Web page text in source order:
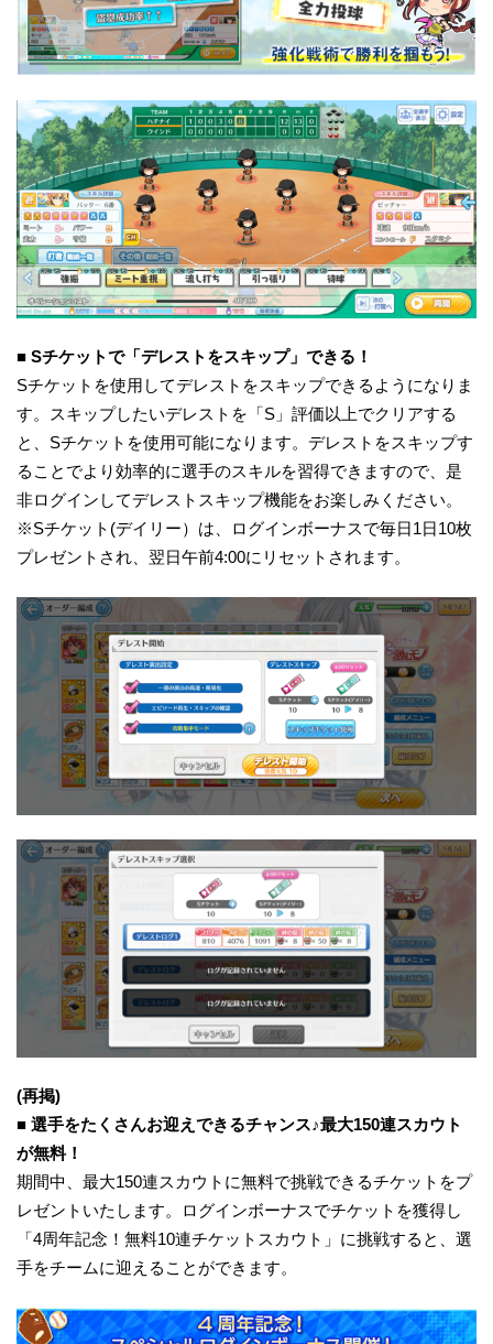
■ Sチケットで「デレストをスキップ」できる！
Sチケットを使用してデレストをスキップできるようになりま
す。スキップしたいデレストを「S」評価以上でクリアする
と、Sチケットを使用可能になります。デレストをスキップす
ることでより効率的に選手のスキルを習得できますので、是
非ログインしてデレストスキップ機能をお楽しみください。
※Sチケット(デイリー）は、ログインボーナスで毎日1日10枚
プレゼントされ、翌日午前4:00にリセットされます。
(再掲)
■ 選手をたくさんお迎えできるチャンス♪最大150連スカウト
が無料！
期間中、最大150連スカウトに無料で挑戦できるチケットをプ
レゼントいたします。ログインボーナスでチケットを獲得し
「4周年記念！無料10連チケットスカウト」に挑戦すると、選
手をチームに迎えることができます。